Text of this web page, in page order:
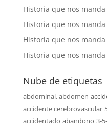
Historia que nos manda
Historia que nos manda
Historia que nos manda
Historia que nos manda
Nube de etiquetas
abdominal. abdomen
accidente cerebrovascular
accidentado abandono 3-